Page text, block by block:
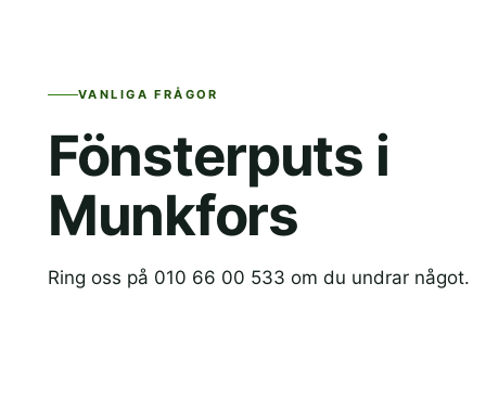
VANLIGA FRÅGOR
Fönsterputs i
Munkfors
Ring oss på 010 66 00 533 om du undrar något.